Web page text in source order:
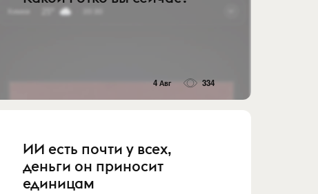
4 Авг 334
ИИ есть почти у всех,
деньги он приносит
единицам